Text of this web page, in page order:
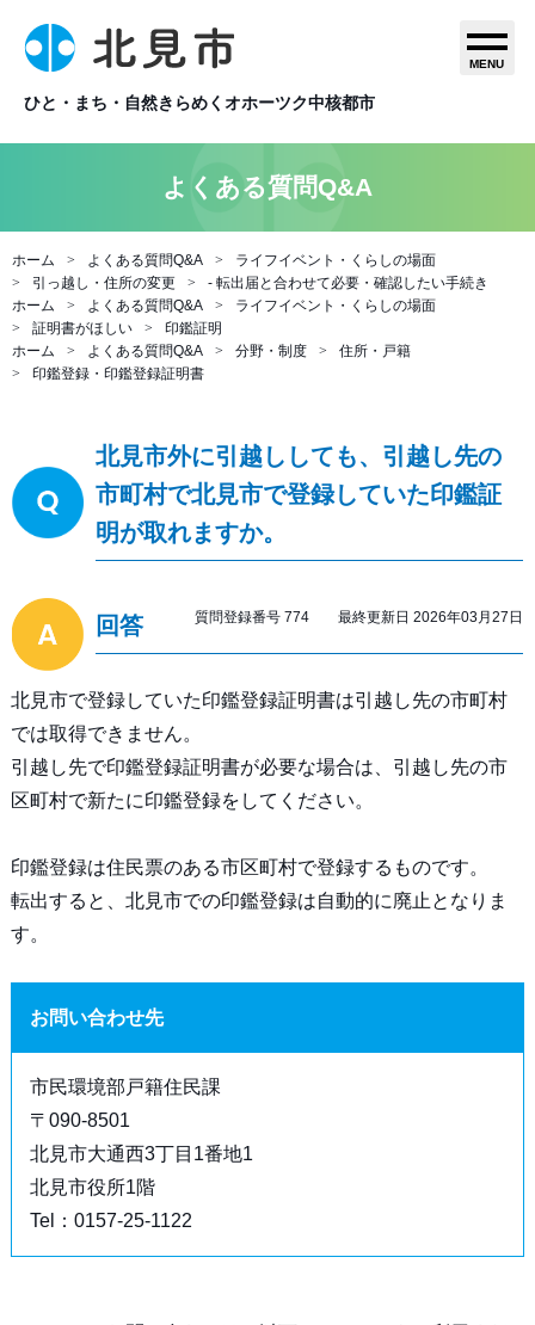
ひと・まち・自然きらめくオホーツク中核都市
MENU
よくある質問Q&A
ホーム よくある質問Q&A
ライフイベント・くらしの場面
引っ越し・住所の変更
- 転出届と合わせて必要・確認したい手続き
ホーム
よくある質問Q&A
ライフイベント・くらしの場面
証明書がほしい
印鑑証明
ホーム
よくある質問Q&A 分野・制度
住所・戸籍
印鑑登録・印鑑登録証明書
北見市外に引越ししても、引越し先の
市町村で北見市で登録していた印鑑証
明が取れますか。
回答 質問登録番号 774 最終更新日 2026年03月27日
北見市で登録していた印鑑登録証明書は引越し先の市町村
では取得できません。
引越し先で印鑑登録証明書が必要な場合は、引越し先の市
区町村で新たに印鑑登録をしてください。
印鑑登録は住民票のある市区町村で登録するものです。
転出すると、北見市での印鑑登録は自動的に廃止となりま
す。
お問い合わせ先
市民環境部戸籍住民課
〒090-8501
北見市大通西3丁目1番地1
北見市役所1階
Tel：0157-25-1122